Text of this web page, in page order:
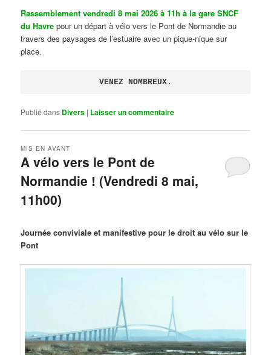
Rassemblement vendredi 8 mai 2026 à 11h à la gare SNCF
du Havre pour un départ à vélo vers le Pont de Normandie au
travers des paysages de l’estuaire avec un pique-nique sur
place.
VENEZ NOMBREUX.
Publié dans Divers | Laisser un commentaire
A vélo vers le Pont de
Normandie ! (Vendredi 8 mai,
11h00)
MIS EN AVANT
Journée conviviale et manifestive pour le droit au vélo sur le
Pont